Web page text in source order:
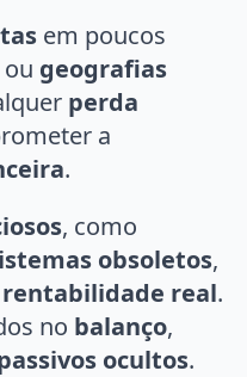
em poucos
ou geografias
perda
a
.
, como
obsoletos,
rentabilidade real.
no balanço,
ocultos.